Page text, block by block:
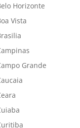
Horizonte
Vista
Grande